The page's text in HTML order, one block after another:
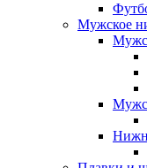
Мужское